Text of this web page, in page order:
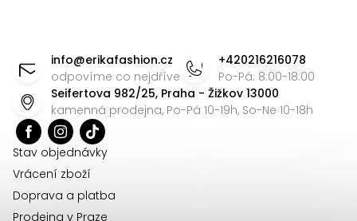
info@erikafashion.cz
odpovíme co nejdříve
+420216216078
Po-Pá: 8:00-18:00
Seifertova 982/25, Praha - Žižkov 13000
kamenná prodejna, Po-Pá 10-19h, So-Ne 10-18h
Stav objednávky
Vrácení zboží
Doprava a platba
Prodejna v Praze